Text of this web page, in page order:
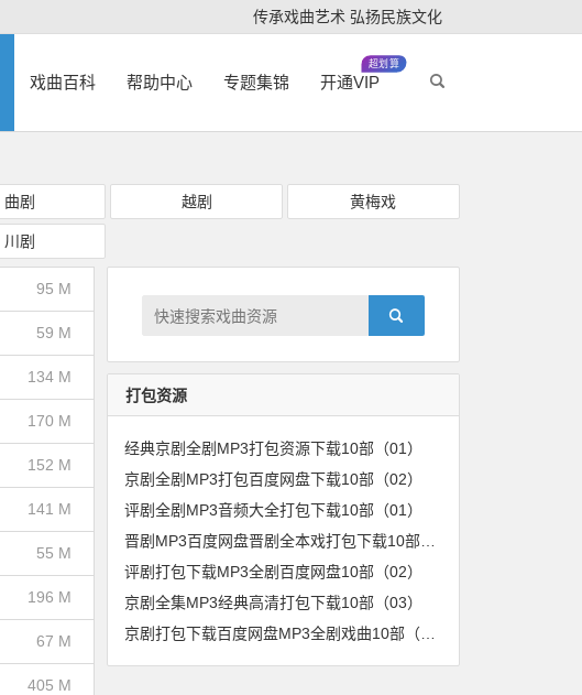
传承戏曲艺术 弘扬民族文化
戏曲百科 帮助中心 专题集锦 开通VIP
超划算
曲剧 越剧 黄梅戏
川剧
95 M
59 M
134 M
170 M
152 M
141 M
55 M
196 M
67 M
405 M
打包资源
经典京剧全剧MP3打包资源下载10部（01）
京剧全剧MP3打包百度网盘下载10部（02）
评剧全剧MP3音频大全打包下载10部（01）
评剧打包下载MP3全剧百度网盘10部（02）
京剧全集MP3经典高清打包下载10部（03）